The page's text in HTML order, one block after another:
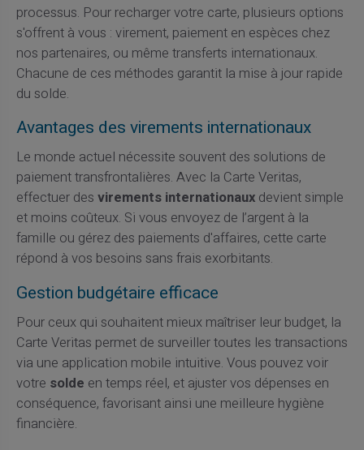
processus. Pour recharger votre carte, plusieurs options
s'offrent à vous : virement, paiement en espèces chez
nos partenaires, ou même transferts internationaux.
Chacune de ces méthodes garantit la mise à jour rapide
du solde.
Avantages des virements internationaux
Le monde actuel nécessite souvent des solutions de
paiement transfrontalières. Avec la Carte Veritas,
effectuer des virements internationauxdevient simple
et moins coûteux. Si vous envoyez de l’argent à la
famille ou gérez des paiements d'affaires, cette carte
répond à vos besoins sans frais exorbitants.
Gestion budgétaire efficace
Pour ceux qui souhaitent mieux maîtriser leur budget, la
Carte Veritas permet de surveiller toutes les transactions
via une application mobile intuitive. Vous pouvez voir
votre solde en temps réel, et ajuster vos dépenses en
conséquence, favorisant ainsi une meilleure hygiène
financière.